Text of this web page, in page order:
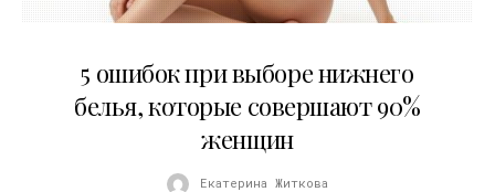
5 ошибок при выборе нижнего
белья, которые совершают 90%
женщин
Екатерина Житкова